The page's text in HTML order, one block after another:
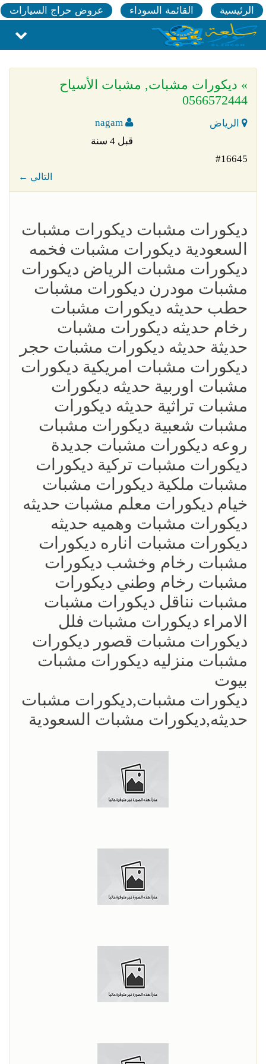
الرئيسية القائمة السوداء عروض حراج السيارات
» ديكورات مشبات, مشبات الأسياح
0566572444
الرياض
قبل 4 سنة
#16645
← التالي
ديكورات مشبات ديكورات مشبات
السعودية ديكورات مشبات فخمه
ديكورات مشبات الرياض ديكورات
مشبات مودرن ديكورات مشبات
حطب حديثه ديكورات مشبات
رخام حديثه ديكورات مشبات
حديثة حديثه ديكورات مشبات حجر
ديكورات مشبات امريكية ديكورات
مشبات اوربية حديثه ديكورات
مشبات تراثية حديثه ديكورات
مشبات شعبية ديكورات مشبات
روعه ديكورات مشبات جديدة
ديكورات مشبات تركية ديكورات
مشبات ملكية ديكورات مشبات
خيام ديكورات معلم مشبات حديثه
ديكورات مشبات وهميه حديثه
ديكورات مشبات اناره ديكورات
مشبات رخام وخشب ديكورات
مشبات رخام وطني ديكورات
مشبات نناقل ديكورات مشبات
الامراء ديكورات مشبات فلل
ديكورات مشبات قصور ديكورات
مشبات منزليه ديكورات مشبات
بيوت
ديكورات مشبات,ديكورات مشبات
حديثه,ديكورات مشبات السعودية